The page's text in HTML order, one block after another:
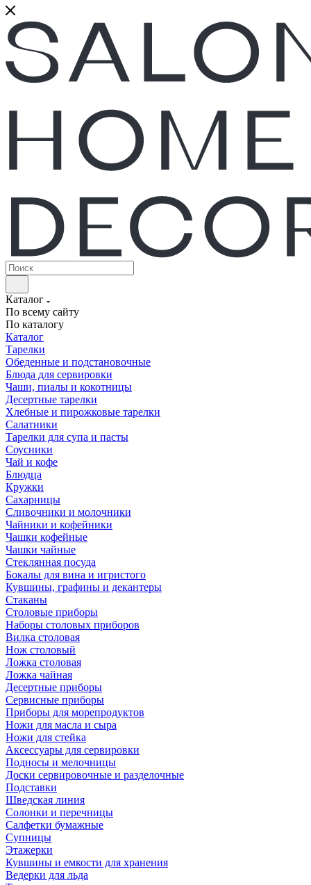
Каталог
По всему сайту
По каталогу
Каталог
Тарелки
Обеденные и подстановочные
Блюда для сервировки
Чаши, пиалы и кокотницы
Десертные тарелки
Хлебные и пирожковые тарелки
Салатники
Тарелки для супа и пасты
Соусники
Чай и кофе
Блюдца
Кружки
Сахарницы
Сливочники и молочники
Чайники и кофейники
Чашки кофейные
Чашки чайные
Стеклянная посуда
Бокалы для вина и игристого
Кувшины, графины и декантеры
Стаканы
Столовые приборы
Наборы столовых приборов
Вилка столовая
Нож столовый
Ложка столовая
Ложка чайная
Десертные приборы
Сервисные приборы
Приборы для морепродуктов
Ножи для масла и сыра
Ножи для стейка
Аксессуары для сервировки
Подносы и мелочницы
Доски сервировочные и разделочные
Подставки
Шведская линия
Солонки и перечницы
Салфетки бумажные
Супницы
Этажерки
Кувшины и емкости для хранения
Ведерки для льда